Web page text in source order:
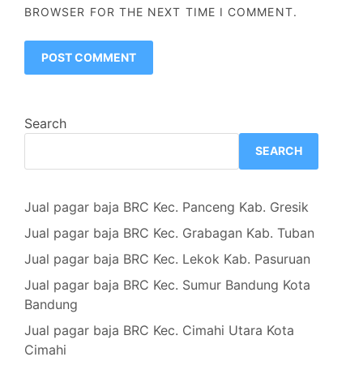
BROWSER FOR THE NEXT TIME I COMMENT.
Search
SEARCH
Jual pagar baja BRC Kec. Panceng Kab. Gresik
Jual pagar baja BRC Kec. Grabagan Kab. Tuban
Jual pagar baja BRC Kec. Lekok Kab. Pasuruan
Jual pagar baja BRC Kec. Sumur Bandung Kota
Bandung
Jual pagar baja BRC Kec. Cimahi Utara Kota
Cimahi